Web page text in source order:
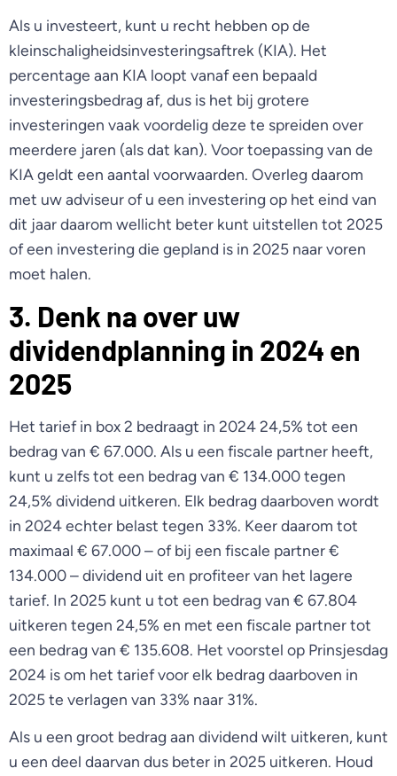
Als u investeert, kunt u recht hebben op de
kleinschaligheidsinvesteringsaftrek (KIA). Het
percentage aan KIA loopt vanaf een bepaald
investeringsbedrag af, dus is het bij grotere
investeringen vaak voordelig deze te spreiden over
meerdere jaren (als dat kan). Voor toepassing van de
KIA geldt een aantal voorwaarden. Overleg daarom
met uw adviseur of u een investering op het eind van
dit jaar daarom wellicht beter kunt uitstellen tot 2025
of een investering die gepland is in 2025 naar voren
moet halen.
3. Denk na over uw
dividendplanning in 2024 en
2025
Het tarief in box 2 bedraagt in 2024 24,5% tot een
bedrag van € 67.000. Als u een fiscale partner heeft,
kunt u zelfs tot een bedrag van € 134.000 tegen
24,5% dividend uitkeren. Elk bedrag daarboven wordt
in 2024 echter belast tegen 33%. Keer daarom tot
maximaal € 67.000 – of bij een fiscale partner €
134.000 – dividend uit en profiteer van het lagere
tarief. In 2025 kunt u tot een bedrag van € 67.804
uitkeren tegen 24,5% en met een fiscale partner tot
een bedrag van € 135.608. Het voorstel op Prinsjesdag
2024 is om het tarief voor elk bedrag daarboven in
2025 te verlagen van 33% naar 31%.
Als u een groot bedrag aan dividend wilt uitkeren, kunt
u een deel daarvan dus beter in 2025 uitkeren. Houd